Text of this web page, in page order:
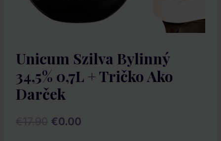
Unicum Szilva Bylinný
34,5% 0,7L + Tričko Ako
Darček
Pôvodná
€0.00